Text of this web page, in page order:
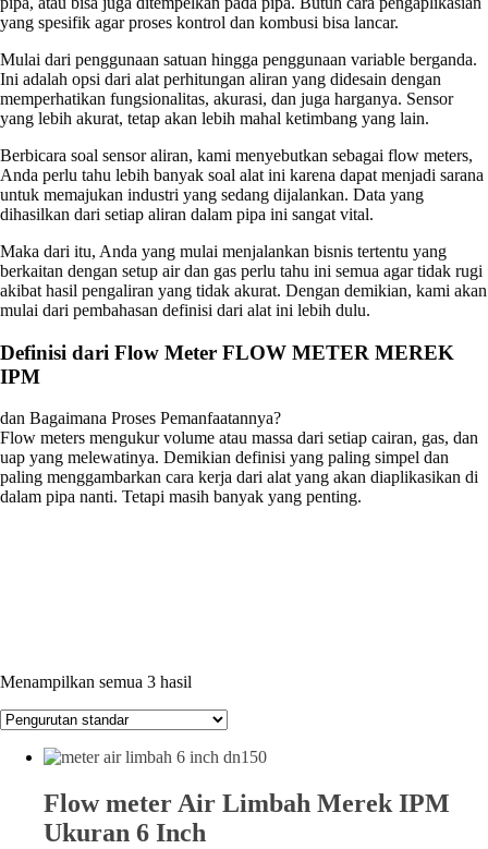
yang spesifik agar proses kontrol dan kombusi bisa lancar.
Mulai dari penggunaan satuan hingga penggunaan variable berganda.
Ini adalah opsi dari alat perhitungan aliran yang didesain dengan
memperhatikan fungsionalitas, akurasi, dan juga harganya. Sensor
yang lebih akurat, tetap akan lebih mahal ketimbang yang lain.
Berbicara soal sensor aliran, kami menyebutkan sebagai flow meters,
Anda perlu tahu lebih banyak soal alat ini karena dapat menjadi sarana
untuk memajukan industri yang sedang dijalankan. Data yang
dihasilkan dari setiap aliran dalam pipa ini sangat vital.
Maka dari itu, Anda yang mulai menjalankan bisnis tertentu yang
berkaitan dengan setup air dan gas perlu tahu ini semua agar tidak rugi
akibat hasil pengaliran yang tidak akurat. Dengan demikian, kami akan
mulai dari pembahasan definisi dari alat ini lebih dulu.
Definisi dari Flow Meter FLOW METER MEREK
IPM
dan Bagaimana Proses Pemanfaatannya?
Flow meters mengukur volume atau massa dari setiap cairan, gas, dan
uap yang melewatinya. Demikian definisi yang paling simpel dan
paling menggambarkan cara kerja dari alat yang akan diaplikasikan di
dalam pipa nanti. Tetapi masih banyak yang penting.
Menampilkan semua 3 hasil
Flow meter Air Limbah Merek IPM
Ukuran 6 Inch